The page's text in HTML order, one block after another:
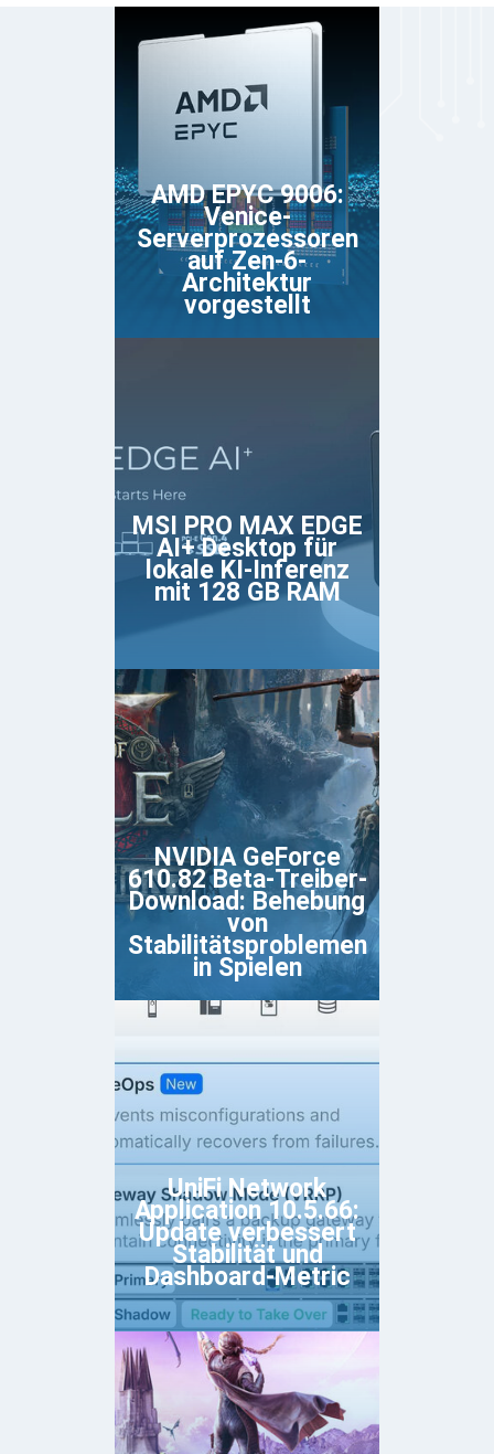
AMD EPYC 9006:
Venice-
Serverprozessoren
auf Zen-6-
Architektur
vorgestellt
MSI PRO MAX EDGE
AI+ Desktop für
lokale KI-Inferenz
mit 128 GB RAM
NVIDIA GeForce
610.82 Beta-Treiber-
Download: Behebung
von
Stabilitätsproblemen
in Spielen
UniFi Network
Application 10.5.66:
Update verbessert
Stabilität und
Dashboard-Metric